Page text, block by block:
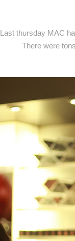
Last thursday MAC
There were